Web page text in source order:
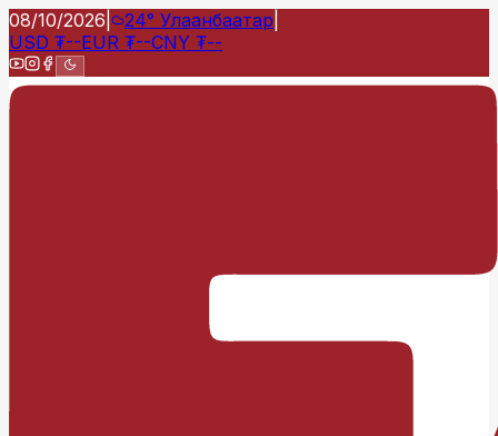
08/10/2026 24° Улаанбаатар
USD ₮--EUR ₮--CNY ₮--